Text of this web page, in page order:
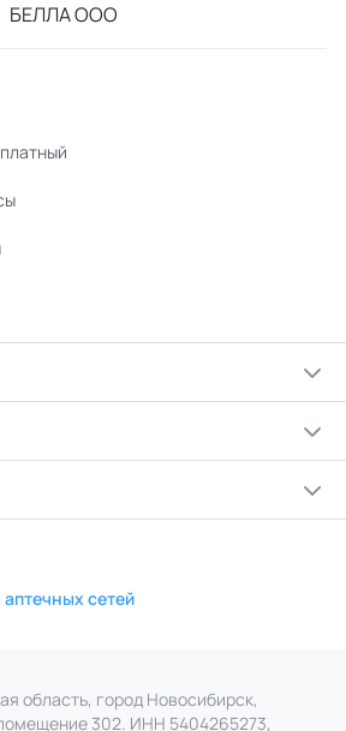
БЕЛЛА ООО
сетей
область, город Новосибирск,
302. ИНН 5404265273,